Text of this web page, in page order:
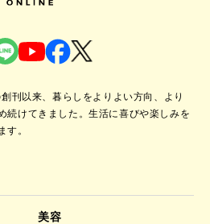
刊以来、暮らしをよりよい方向、より
続けてきました。生活に喜びや楽しみを
す。
美容